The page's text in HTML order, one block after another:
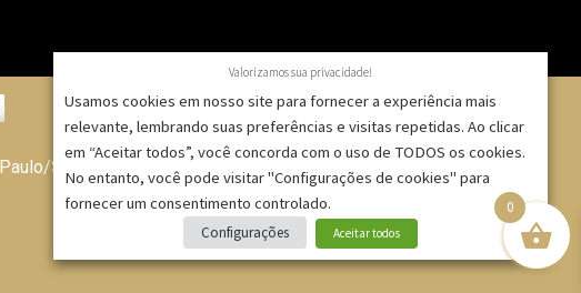
SP – CNPJ: 09.271.257/0001-52 |
0
Valorizamos sua privacidade!
Usamos cookies em nosso site para fornecer a experiência mais
relevante, lembrando suas preferências e visitas repetidas. Ao clicar
em “Aceitar todos”, você concorda com o uso de TODOS os cookies.
No entanto, você pode visitar "Configurações de cookies" para
fornecer um consentimento controlado.
Configurações Aceitar todos